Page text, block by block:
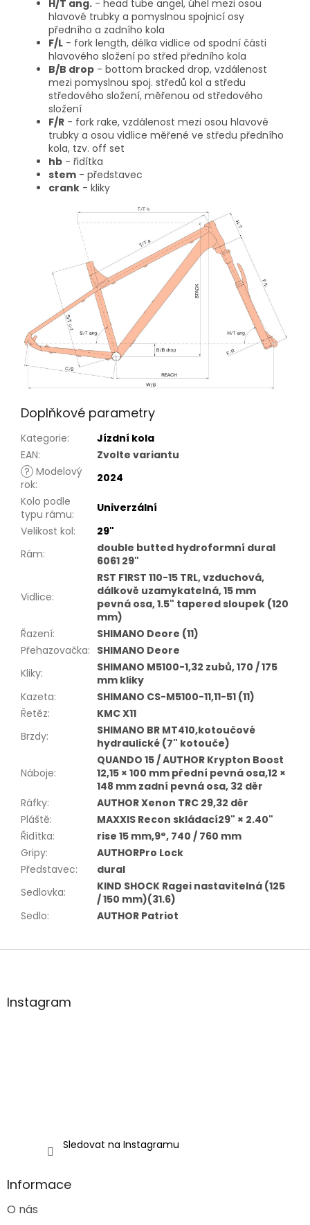
H/T ang. - head tube angel, úhel mezi osou
hlavové trubky a pomyslnou spojnicí osy
předního a zadního kola
F/L - fork length, délka vidlice od spodní části
hlavového složení po střed předního kola
B/B drop - bottom bracked drop, vzdálenost
mezi pomyslnou spoj. středů kol a středu
středového složení, měřenou od středového
složení
F/R - fork rake, vzdálenost mezi osou hlavové
trubky a osou vidlice měřené ve středu předního
kola, tzv. off set
hb - řidítka
stem - představec
crank - kliky
Doplňkové parametry
Kategorie:
Jízdní kola
EAN:
Zvolte variantu
? Modelový
rok:
2024
Kolo podle
typu rámu:
Univerzální
Velikost kol:
29"
Rám:
double butted hydroformní dural
6061 29"
Vidlice:
RST F1RST 110-15 TRL, vzduchová,
dálkově uzamykatelná, 15 mm
pevná osa, 1.5" tapered sloupek (120
mm)
Řazení:
SHIMANO Deore (11)
Přehazovačka: SHIMANO Deore
Kliky:
SHIMANO M5100-1,32 zubů, 170 / 175
mm kliky
Kazeta:
SHIMANO CS-M5100-11,11-51 (11)
Řetěz:
KMC X11
Brzdy:
SHIMANO BR MT410,kotoučové
hydraulické (7" kotouče)
Náboje:
QUANDO 15 / AUTHOR Krypton Boost
12,15 × 100 mm přední pevná osa,12 ×
148 mm zadní pevná osa, 32 děr
Ráfky:
AUTHOR Xenon TRC 29,32 děr
Pláště:
MAXXIS Recon skládací29" × 2.40"
Řidítka:
rise 15 mm,9°, 740 / 760 mm
Gripy:
AUTHORPro Lock
Představec:
dural
Sedlovka:
KIND SHOCK Ragei nastavitelná (125
/ 150 mm)(31.6)
Sedlo: AUTHOR Patriot
Z
aInstagram
Sledovat na Instagramu
Informace
O nás